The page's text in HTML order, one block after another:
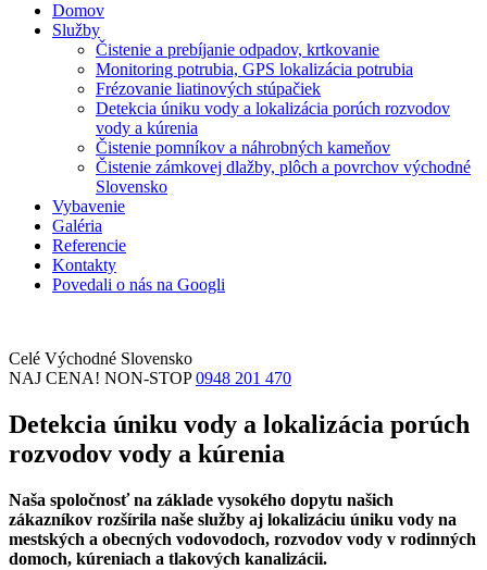
Domov
Služby
Čistenie a prebíjanie odpadov, krtkovanie
Monitoring potrubia, GPS lokalizácia potrubia
Frézovanie liatinových stúpačiek
Detekcia úniku vody a lokalizácia porúch rozvodov
vody a kúrenia
Čistenie pomníkov a náhrobných kameňov
Čistenie zámkovej dlažby, plôch a povrchov východné
Slovensko
Vybavenie
Galéria
Referencie
Kontakty
Povedali o nás na Googli
Celé Východné Slovensko
NAJ CENA! NON-STOP0948 201 470
Detekcia úniku vody a lokalizácia porúch
rozvodov vody a kúrenia
Naša spoločnosť na základe vysokého dopytu našich
zákazníkov rozšírila naše služby aj lokalizáciu úniku vody na
mestských a obecných vodovodoch, rozvodov vody v rodinných
domoch, kúreniach a tlakových kanalizácii.